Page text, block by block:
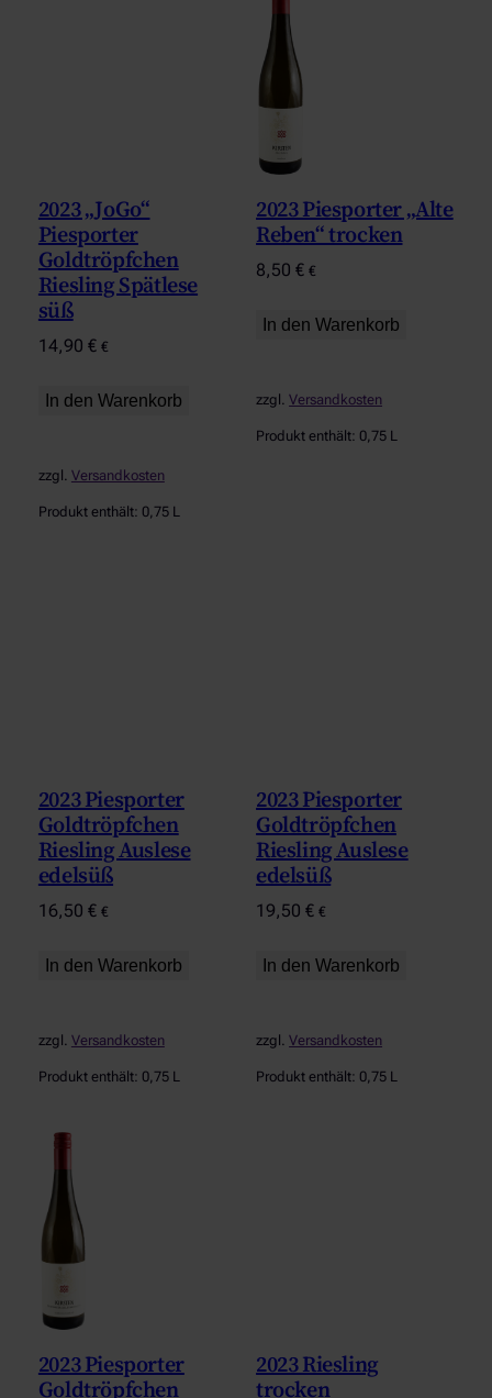
2023 „JoGo“
Piesporter
Goldtröpfchen
Riesling Spätlese
süß
14,90 € €
In den Warenkorb
zzgl. Versandkosten
Produkt enthält: 0,75 L
2023 Piesporter „Alte
Reben“ trocken
8,50€ €
In den Warenkorb
zzgl.Versandkosten
Produkt enthält: 0,75 L
2023 Piesporter
Goldtröpfchen
Riesling Auslese
edelsüß
16,50 € €
In den Warenkorb
zzgl. Versandkosten
Produkt enthält: 0,75 L
2023 Piesporter
Goldtröpfchen
Riesling Auslese
edelsüß
19,50€ €
In den Warenkorb
zzgl.Versandkosten
Produkt enthält: 0,75 L
2023 Piesporter
Goldtröpfchen
2023 Riesling
trocken